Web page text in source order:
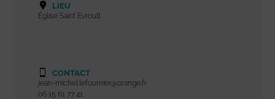
LIEU
Église Saint Evroult
CONTACT
jean-michel.lefournier@orange.fr
06 15 61 77 41